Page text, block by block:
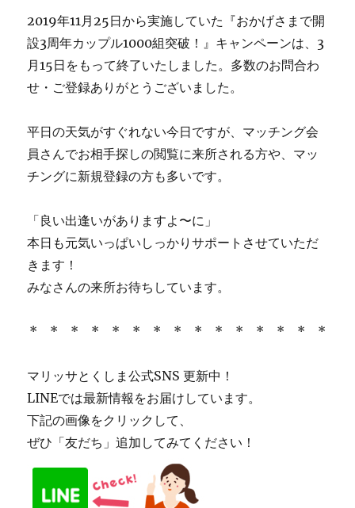
2019年11月25日から実施していた『おかげさまで開
設3周年カップル1000組突破！』キャンペーンは、3
月15日をもって終了いたしました。多数のお問合わ
せ・ご登録ありがとうございました。
平日の天気がすぐれない今日ですが、マッチング会
員さんでお相手探しの閲覧に来所される方や、マッ
チングに新規登録の方も多いです。
「良い出逢いがありますよ〜に」
本日も元気いっぱいしっかりサポートさせていただ
きます！
みなさんの来所お待ちしています。
* * * * * * * * * * * * * * *
マリッサとくしま公式SNS 更新中！
LINEでは最新情報をお届けしています。
下記の画像をクリックして、
ぜひ「友だち」追加してみてください！